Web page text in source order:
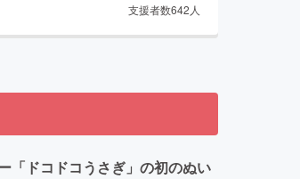
支援者数642 人
「ドコドコうさぎ」の初のぬい